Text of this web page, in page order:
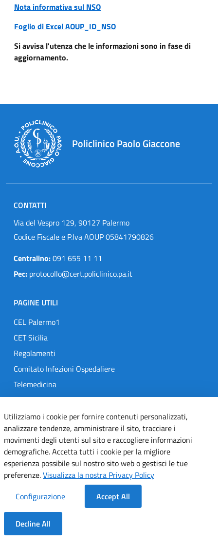
Dentro la Sezione
Nota informativa sul NSO
Foglio di Excel AOUP_ID_NSO
Si avvisa l'utenza che le informazioni sono in fase di
aggiornamento.
Policlinico Paolo Giaccone
CONTATTI
Via del Vespro 129, 90127 Palermo
Codice Fiscale e P.Iva AOUP 05841790826
Centralino:091 655 11 11
Pec: protocollo@cert.policlinico.pa.it
PAGINE UTILI
CEL Palermo1
CET Sicilia
Regolamenti
Comitato Infezioni Ospedaliere
Telemedicina
MedOral
TRASPARENZA
Amministrazione Trasparente
Gare e Concorsi
Delibere
Determine
SEGUICI SU
Utilizziamo i cookie per fornire contenuti personalizzati,
analizzare tendenze, amministrare il sito, tracciare i
movimenti degli utenti sul sito e raccogliere informazioni
demografiche. Accetta tutti i cookie per la migliore
esperienza possibile sul nostro sito web o gestisci le tue
preferenze.Visualizza la nostra Privacy Policy
Configurazione
Accept All
Decline All